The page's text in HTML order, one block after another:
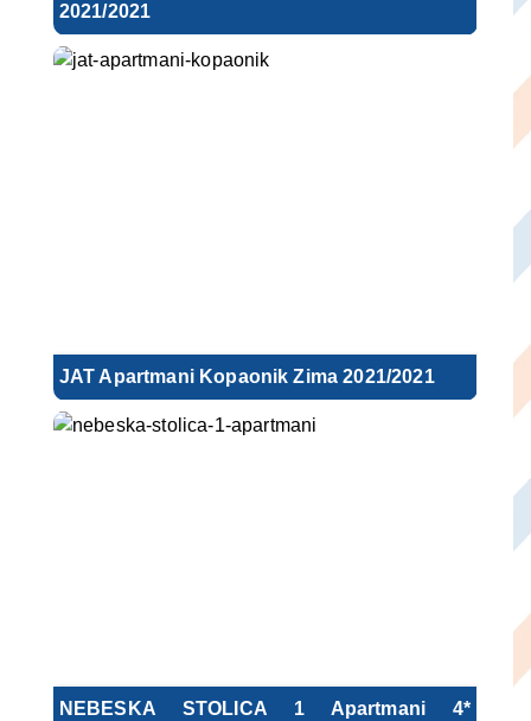
2021/2021
JAT Apartmani Kopaonik Zima 2021/2021
NEBESKA STOLICA 1 Apartmani 4*